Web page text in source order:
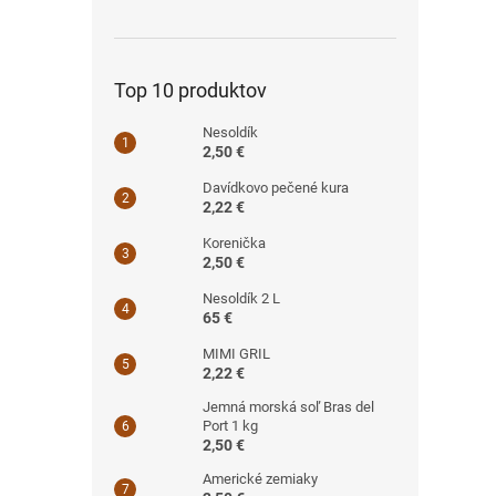
Top 10 produktov
Nesoldík
2,50 €
Davídkovo pečené kura
2,22 €
Korenička
2,50 €
Nesoldík 2 L
65 €
MIMI GRIL
2,22 €
Jemná morská soľ Bras del
Port 1 kg
2,50 €
Americké zemiaky